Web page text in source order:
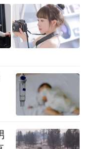
的视频、图片或音
号”用户上传并发
。
the videos,
and posted
is a social media
storage